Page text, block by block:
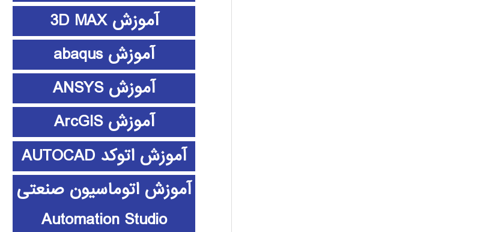
آموزش 3D MAX
آموزش abaqus
آموزش ANSYS
آموزش ArcGIS
آموزش اتوکد AUTOCAD
آموزش اتوماسیون صنعتی
Automation Studio